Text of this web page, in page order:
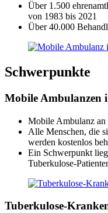
Über 1.500
von 1983 bis 2021
Über 40.000
Schwerpunkte
Mobile Ambulanzen
Mobile Ambulanz an
Alle Menschen, die
werden kosten­los
Ein Schwer­punkt
Tuber­kulose-
Tuberkulose-